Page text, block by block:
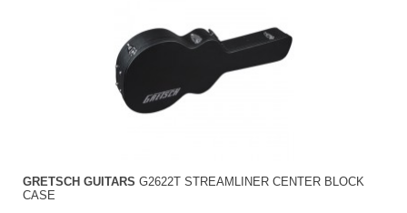
GRETSCH GUITARS G2622T STREAMLINER CENTER BLOCK
CASE